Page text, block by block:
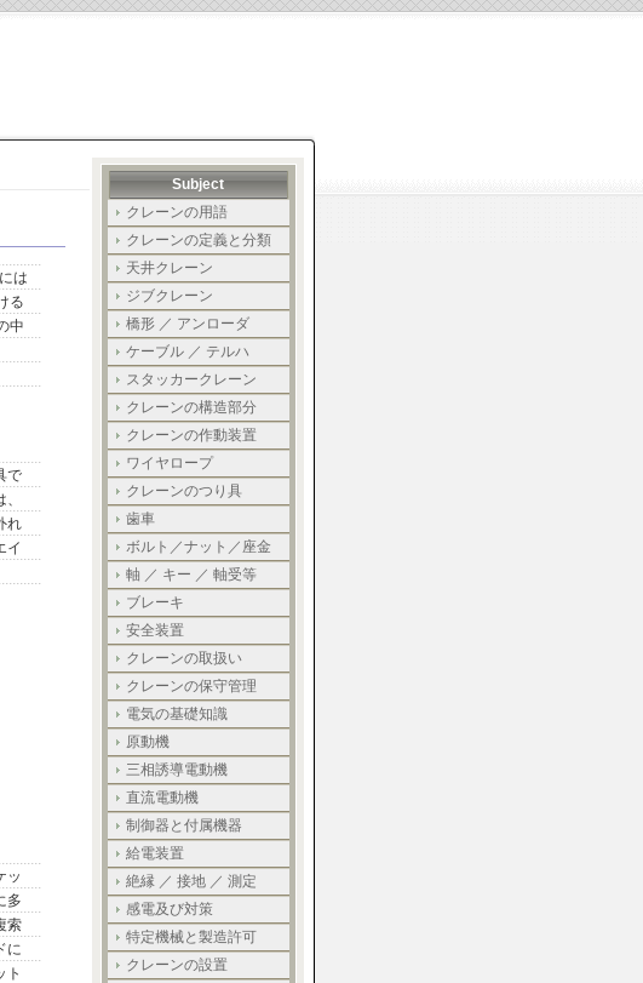
は
る
中
で
れ
イ
ッ
多
索
に
ト
Subject
クレーンの用語
クレーンの定義と分類
天井クレーン
ジブクレーン
橋形 ／ アンローダ
ケーブル ／ テルハ
スタッカークレーン
クレーンの構造部分
クレーンの作動装置
ワイヤロープ
クレーンのつり具
歯車
ボルト／ナット／座金
軸 ／ キー ／ 軸受等
ブレーキ
安全装置
クレーンの取扱い
クレーンの保守管理
電気の基礎知識
原動機
三相誘導電動機
直流電動機
制御器と付属機器
給電装置
絶縁 ／ 接地 ／ 測定
感電及び対策
特定機械と製造許可
クレーンの設置